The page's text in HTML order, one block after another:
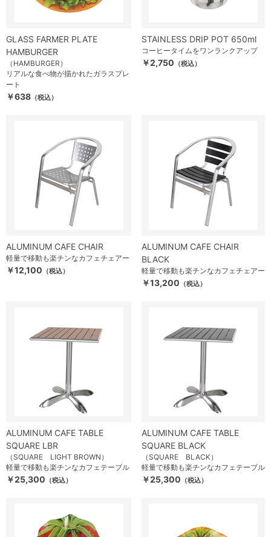
GLASS FARMER PLATE
HAMBURGER
（HAMBURGER）
リアルな食べ物が描かれたガラスプレ
ート
￥638 （税込）
STAINLESS DRIP POT 650ml
コーヒータイムをワンランクアップ
￥2,750 （税込）
ALUMINUM CAFE CHAIR
軽量で移動も楽チンなカフェチェアー
￥12,100 （税込）
ALUMINUM CAFE CHAIR
BLACK
軽量で移動も楽チンなカフェチェアー
￥13,200 （税込）
ALUMINUM CAFE TABLE
SQUARE LBR
（SQUARE LIGHT BROWN）
軽量で移動も楽チンなカフェテーブル
￥25,300 （税込）
ALUMINUM CAFE TABLE
SQUARE BLACK
（SQUARE BLACK）
軽量で移動も楽チンなカフェテーブル
￥25,300 （税込）